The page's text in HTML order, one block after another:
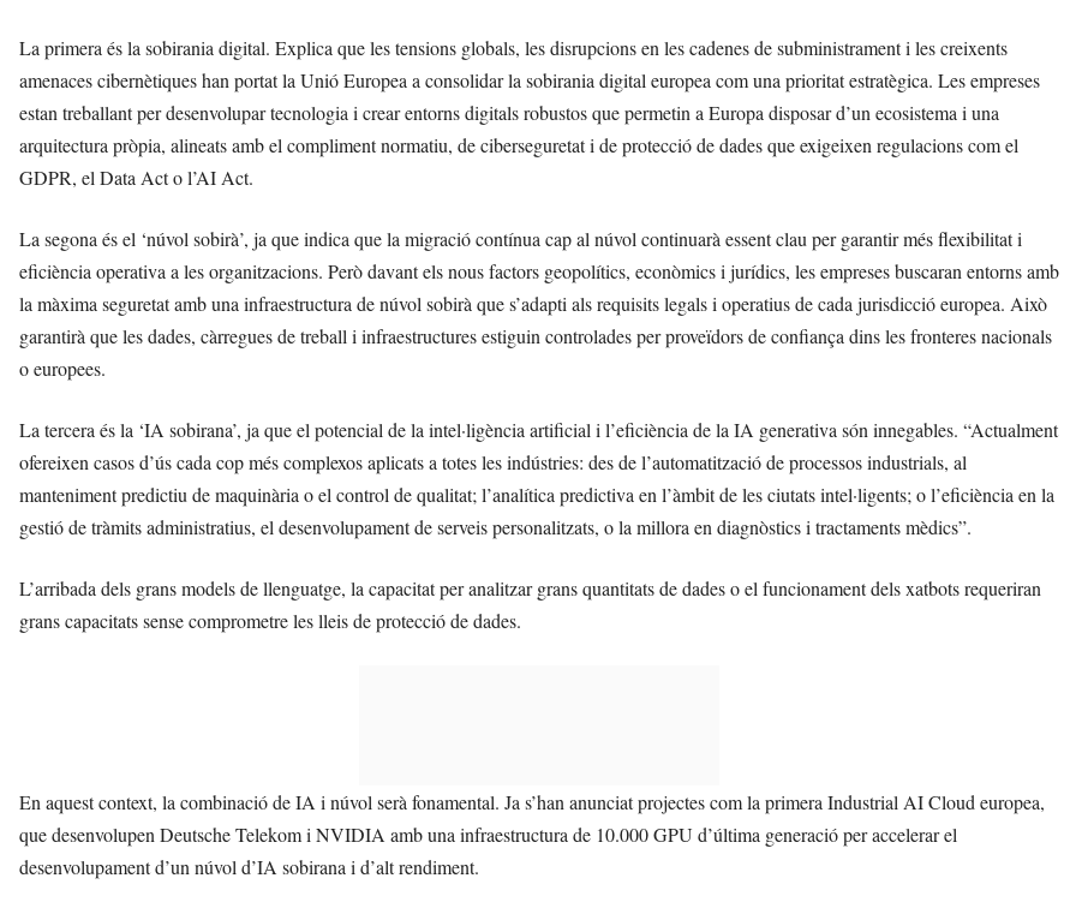
La primera és la sobirania digital. Explica que les tensions globals, les disrupcions en les cadenes de subministrament i les creixents
amenaces cibernètiques han portat la Unió Europea a consolidar la sobirania digital europea com una prioritat estratègica. Les empreses
estan treballant per desenvolupar tecnologia i crear entorns digitals robustos que permetin a Europa disposar d’un ecosistema i una
arquitectura pròpia, alineats amb el compliment normatiu, de ciberseguretat i de protecció de dades que exigeixen regulacions com el
GDPR, el Data Act o l’AI Act.
La segona és el ‘núvol sobirà’, ja que indica que la migració contínua cap al núvol continuarà essent clau per garantir més flexibilitat i
eficiència operativa a les organitzacions. Però davant els nous factors geopolítics, econòmics i jurídics, les empreses buscaran entorns amb
la màxima seguretat amb una infraestructura de núvol sobirà que s’adapti als requisits legals i operatius de cada jurisdicció europea. Això
garantirà que les dades, càrregues de treball i infraestructures estiguin controlades per proveïdors de confiança dins les fronteres nacionals
o europees.
La tercera és la ‘IA sobirana’, ja que el potencial de la intel·ligència artificial i l’eficiència de la IA generativa són innegables. “Actualment
ofereixen casos d’ús cada cop més complexos aplicats a totes les indústries: des de l’automatització de processos industrials, al
manteniment predictiu de maquinària o el control de qualitat; l’analítica predictiva en l’àmbit de les ciutats intel·ligents; o l’eficiència en la
gestió de tràmits administratius, el desenvolupament de serveis personalitzats, o la millora en diagnòstics i tractaments mèdics”.
L’arribada dels grans models de llenguatge, la capacitat per analitzar grans quantitats de dades o el funcionament dels xatbots requeriran
grans capacitats sense comprometre les lleis de protecció de dades.
En aquest context, la combinació de IA i núvol serà fonamental. Ja s’han anunciat projectes com la primera Industrial AI Cloud europea,
que desenvolupen Deutsche Telekom i NVIDIA amb una infraestructura de 10.000 GPU d’última generació per accelerar el
desenvolupament d’un núvol d’IA sobirana i d’alt rendiment.